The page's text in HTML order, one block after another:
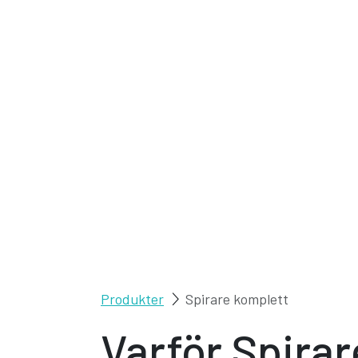
Produkter Spirare komplett